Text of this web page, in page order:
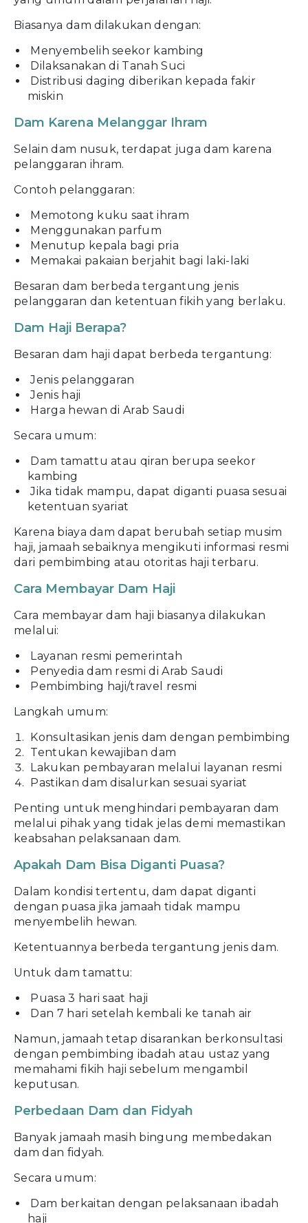
Biasanya dam dilakukan dengan:
Menyembelih seekor kambing
Dilaksanakan di Tanah Suci
Distribusi daging diberikan kepada fakir
miskin
Dam Karena Melanggar Ihram
Selain dam nusuk, terdapat juga dam karena
pelanggaran ihram.
Contoh pelanggaran:
Memotong kuku saat ihram
Menggunakan parfum
Menutup kepala bagi pria
Memakai pakaian berjahit bagi laki-laki
Besaran dam berbeda tergantung jenis
pelanggaran dan ketentuan fikih yang berlaku.
Dam Haji Berapa?
Besaran dam haji dapat berbeda tergantung:
Jenis pelanggaran
Jenis haji
Harga hewan di Arab Saudi
Secara umum:
Dam tamattu atau qiran berupa seekor
kambing
Jika tidak mampu, dapat diganti puasa sesuai
ketentuan syariat
Karena biaya dam dapat berubah setiap musim
haji, jamaah sebaiknya mengikuti informasi resmi
dari pembimbing atau otoritas haji terbaru.
Cara Membayar Dam Haji
Cara membayar dam haji biasanya dilakukan
melalui:
Layanan resmi pemerintah
Penyedia dam resmi di Arab Saudi
Pembimbing haji/travel resmi
Langkah umum:
Konsultasikan jenis dam dengan pembimbing
Tentukan kewajiban dam
Lakukan pembayaran melalui layanan resmi
Pastikan dam disalurkan sesuai syariat
Penting untuk menghindari pembayaran dam
melalui pihak yang tidak jelas demi memastikan
keabsahan pelaksanaan dam.
Apakah Dam Bisa Diganti Puasa?
Dalam kondisi tertentu, dam dapat diganti
dengan puasa jika jamaah tidak mampu
menyembelih hewan.
Ketentuannya berbeda tergantung jenis dam.
Untuk dam tamattu:
Puasa 3 hari saat haji
Dan 7 hari setelah kembali ke tanah air
Namun, jamaah tetap disarankan berkonsultasi
dengan pembimbing ibadah atau ustaz yang
memahami fikih haji sebelum mengambil
keputusan.
Perbedaan Dam dan Fidyah
Banyak jamaah masih bingung membedakan
dam dan fidyah.
Secara umum:
Dam berkaitan dengan pelaksanaan ibadah
haji